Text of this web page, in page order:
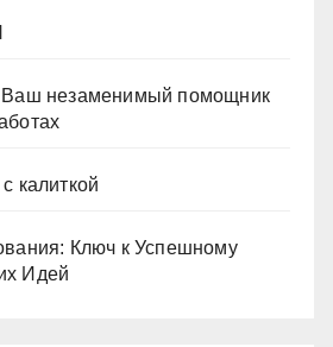
Ваш незаменимый помощник
калиткой
Ключ к Успешному
Идей